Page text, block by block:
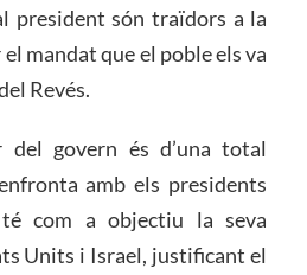
president són traïdors a la
mandat que el poble els va
Revés.
govern és d’una total
amb els presidents
com a objectiu la seva
Units i Israel, justificant el